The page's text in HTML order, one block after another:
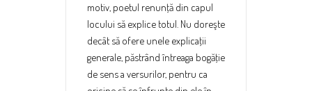
motiv, poetul renunţă din capul
locului să explice totul. Nu doreşte
decât să ofere unele explicaţii
generale, păstrând întreaga bogăţie
de sens a versurilor, pentru ca